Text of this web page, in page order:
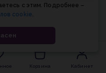
Корзина Кабинет
с этим. Подробнее –
cookie.